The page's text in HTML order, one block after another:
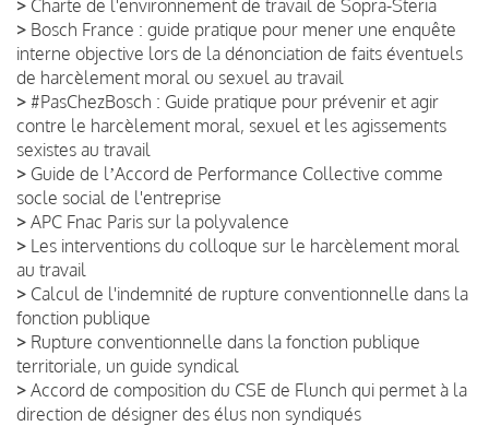
> Charte de l'environnement de travail de Sopra-Steria
> Bosch France : guide pratique pour mener une enquête
interne objective lors de la dénonciation de faits éventuels
de harcèlement moral ou sexuel au travail
> #PasChezBosch : Guide pratique pour prévenir et agir
contre le harcèlement moral, sexuel et les agissements
sexistes au travail
> Guide de lʼAccord de Performance Collective comme
socle social de l'entreprise
> APC Fnac Paris sur la polyvalence
> Les interventions du colloque sur le harcèlement moral
au travail
> Calcul de l'indemnité de rupture conventionnelle dans la
fonction publique
> Rupture conventionnelle dans la fonction publique
territoriale, un guide syndical
> Accord de composition du CSE de Flunch qui permet à la
direction de désigner des élus non syndiqués